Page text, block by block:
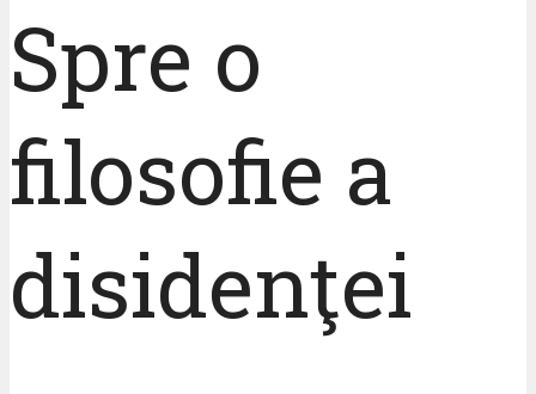
Spre o
filosofie a
disidenţei